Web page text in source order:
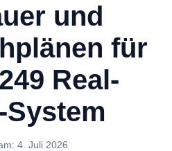
und
für
Real-
System
4. Juli 2026